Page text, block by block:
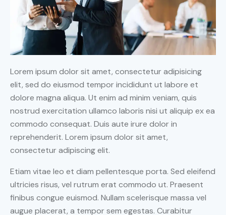
Lorem ipsum dolor sit amet, consectetur adipisicing
elit, sed do eiusmod tempor incididunt ut labore et
dolore magna aliqua. Ut enim ad minim veniam, quis
nostrud exercitation ullamco laboris nisi ut aliquip ex ea
commodo consequat. Duis aute irure dolor in
reprehenderit. Lorem ipsum dolor sit amet,
consectetur adipiscing elit.
Etiam vitae leo et diam pellentesque porta. Sed eleifend
ultricies risus, vel rutrum erat commodo ut. Praesent
finibus congue euismod. Nullam scelerisque massa vel
augue placerat, a tempor sem egestas. Curabitur